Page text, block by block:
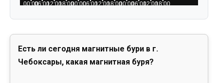
Есть ли сегодня магнитные бури в г.
Чебоксары, какая магнитная буря?